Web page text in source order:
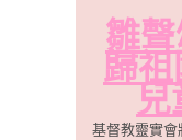
雛
歸
兒
基督教靈實